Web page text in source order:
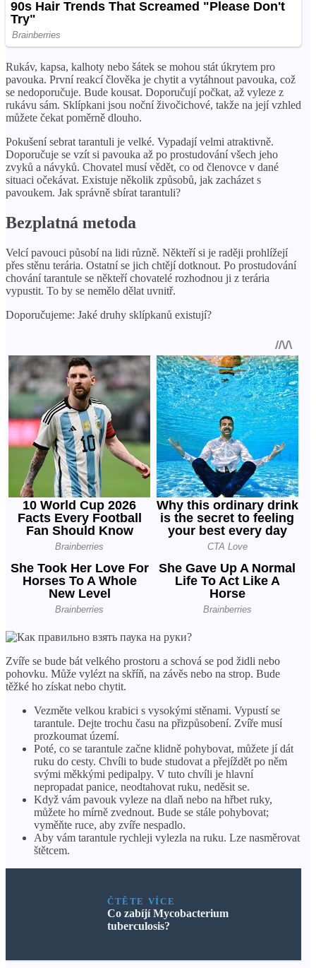
Rukáv, kapsa, kalhoty nebo šátek se mohou stát úkrytem pro
pavouka. První reakcí člověka je chytit a vytáhnout pavouka, což
se nedoporučuje. Bude kousat. Doporučují počkat, až vyleze z
rukávu sám. Sklípkani jsou noční živočichové, takže na její vzhled
můžete čekat poměrně dlouho.
Pokušení sebrat tarantuli je velké. Vypadají velmi atraktivně.
Doporučuje se vzít si pavouka až po prostudování všech jeho
zvyků a návyků. Chovatel musí vědět, co od členovce v dané
situaci očekávat. Existuje několik způsobů, jak zacházet s
pavoukem. Jak správně sbírat tarantuli?
Bezplatná metoda
Velcí pavouci působí na lidi různě. Někteří si je raději prohlížejí
přes stěnu terária. Ostatní se jich chtějí dotknout. Po prostudování
chování tarantule se někteří chovatelé rozhodnou ji z terária
vypustit. To by se nemělo dělat uvnitř.
Doporučujeme: Jaké druhy sklípkanů existují?
Zvíře se bude bát velkého prostoru a schová se pod židli nebo
pohovku. Může vylézt na skříň, na závěs nebo na strop. Bude
těžké ho získat nebo chytit.
Vezměte velkou krabici s vysokými stěnami. Vypustí se
tarantule. Dejte trochu času na přizpůsobení. Zvíře musí
prozkoumat území.
Poté, co se tarantule začne klidně pohybovat, můžete jí dát
ruku do cesty. Chvíli to bude studovat a přejíždět po něm
svými měkkými pedipalpy. V tuto chvíli je hlavní
nepropadat panice, neodtahovat ruku, neděsit se.
Když vám pavouk vyleze na dlaň nebo na hřbet ruky,
můžete ho mírně zvednout. Bude se stále pohybovat;
vyměňte ruce, aby zvíře nespadlo.
Aby vám tarantule rychleji vylezla na ruku. Lze nasměrovat
štětcem.
ČTĚTE VÍCE
Co zabíjí Mycobacterium
tuberculosis?